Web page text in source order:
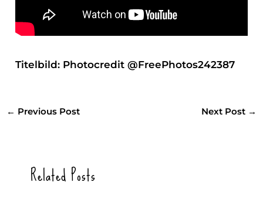
Titelbild: Photocredit@FreePhotos242387
← Previous Post Next Post →
Related Posts